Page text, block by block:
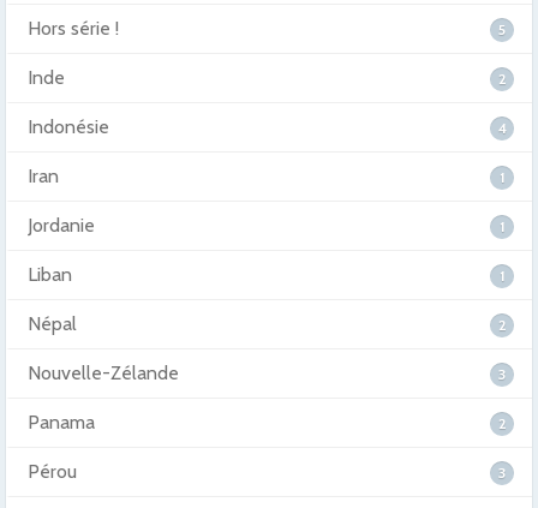
Hors série ! 5
Inde 2
Indonésie 4
Iran 1
Jordanie 1
Liban 1
Népal 2
Nouvelle-Zélande 3
Panama 2
Pérou 3